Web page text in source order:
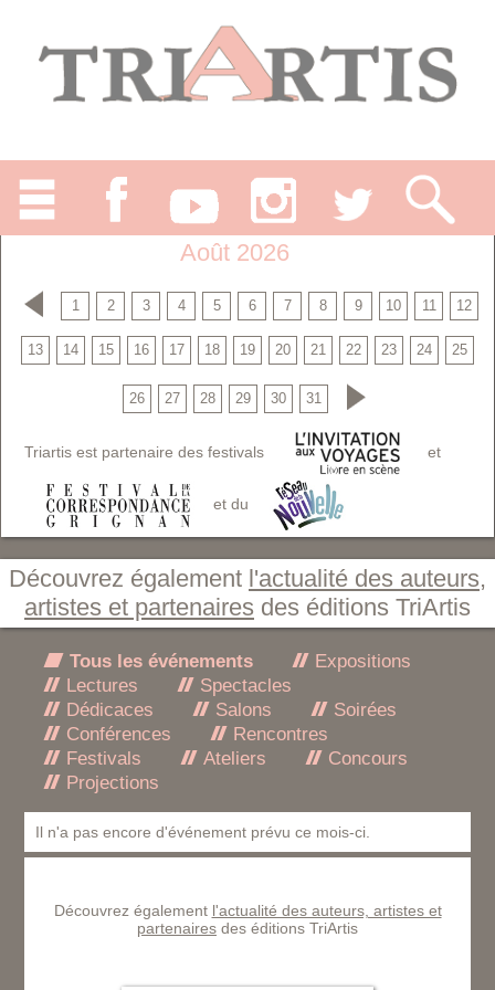
Août 2026
1 2 3 4 5 6 7 8 9 10 11 12
13 14 15 16 17 18 19 20 21 22 23 24 25
26 27 28 29 30 31
Triartis est partenaire des festivals et
et du
Découvrez également l'actualité des auteurs,
artistes et partenaires des éditions TriArtis
Tous les événements
Expositions
Lectures
Spectacles
Dédicaces
Salons
Soirées
Conférences
Rencontres
Festivals
Ateliers
Concours
Projections
Il n'a pas encore d'événement prévu ce mois-ci.
Découvrez également l'actualité des auteurs, artistes et
partenaires des éditions TriArtis